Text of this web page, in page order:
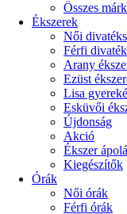
Összes
Ékszerek
Női
Férfi
Arany
Ezüst
Lisa
Esküvői
Újdonság
Akció
Ékszer
Kiegészítők
Órák
Női órák
Férfi órák